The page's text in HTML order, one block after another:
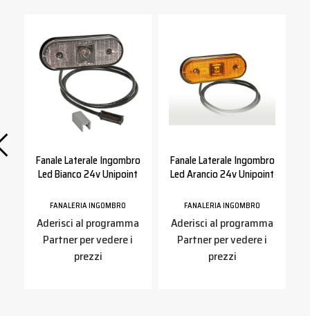
Fanale Laterale Ingombro
Led Bianco 24v Unipoint
FANALERIA INGOMBRO
Aderisci al programma
Partner per vedere i
prezzi
Fanale Laterale Ingombro
Led Arancio 24v Unipoint
FANALERIA INGOMBRO
Aderisci al programma
Partner per vedere i
prezzi